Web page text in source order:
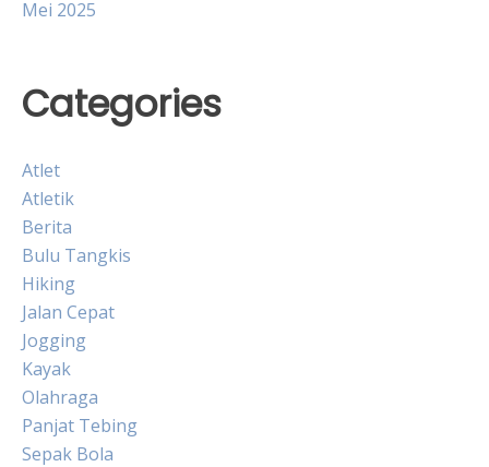
Mei 2025
Categories
Atlet
Atletik
Berita
Bulu Tangkis
Hiking
Jalan Cepat
Jogging
Kayak
Olahraga
Panjat Tebing
Sepak Bola